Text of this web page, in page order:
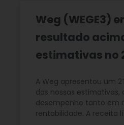
Weg (WEGE3)
resultado
estimativas no
A Weg apresentou um
das nossas
desempenho tanto em
rentabilidade. A receita